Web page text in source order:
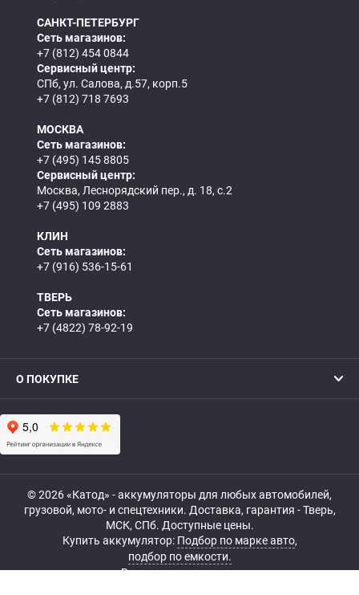
САНКТ-ПЕТЕРБУРГ
Сеть магазинов:
+7 (812) 454 0844
Сервисный центр:
СПб, ул. Салова, д.57, корп.5
+7 (812) 718 7693
МОСКВА
Сеть магазинов:
+7 (495) 145 8805
Сервисный центр:
Москва, Леснорядский пер., д. 18, с.2
+7 (495) 109 2883
КЛИН
Сеть магазинов:
+7 (916) 536-15-61
ТВЕРЬ
Сеть магазинов:
+7 (4822) 78-92-19
О ПОКУПКЕ
© 2026 «Катод» - аккумуляторы для любых автомобилей,
грузовой, мото- и спецтехники. Доставка, гарантия - Тверь,
МСК, СПб. Доступные цены.
Купить аккумулятор: Подбор по марке авто,
подбор по емкости.
Все права защищены.